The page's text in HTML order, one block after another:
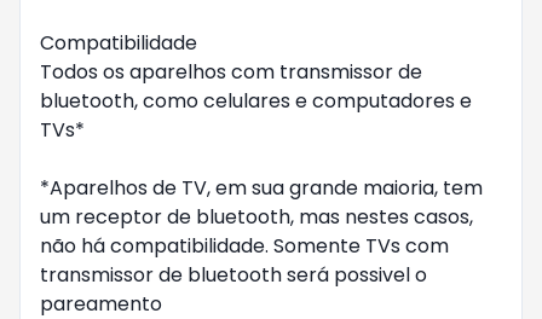
Compatibilidade
Todos os aparelhos com transmissor de
bluetooth, como celulares e computadores e
TVs*
*Aparelhos de TV, em sua grande maioria, tem
um receptor de bluetooth, mas nestes casos,
não há compatibilidade. Somente TVs com
transmissor de bluetooth será possivel o
pareamento